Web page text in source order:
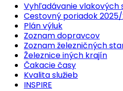
Vyhľadávanie vlakových
Cestovný poriadok
Plán výluk
Zoznam dopravcov
Zoznam železničných
Železnice iných krajín
Čakacie časy
Kvalita služieb
INSPIRE